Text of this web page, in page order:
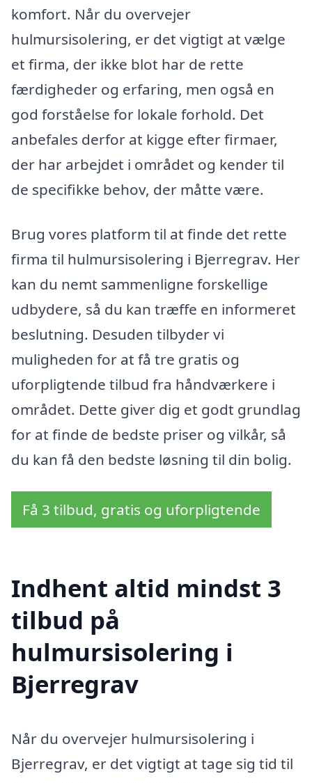
komfort. Når du overvejer
hulmursisolering, er det vigtigt at vælge
et firma, der ikke blot har de rette
færdigheder og erfaring, men også en
god forståelse for lokale forhold. Det
anbefales derfor at kigge efter firmaer,
der har arbejdet i området og kender til
de specifikke behov, der måtte være.
Brug vores platform til at finde det rette
firma til hulmursisolering i Bjerregrav. Her
kan du nemt sammenligne forskellige
udbydere, så du kan træffe en informeret
beslutning. Desuden tilbyder vi
muligheden for at få tre gratis og
uforpligtende tilbud fra håndværkere i
området. Dette giver dig et godt grundlag
for at finde de bedste priser og vilkår, så
du kan få den bedste løsning til din bolig.
Få 3 tilbud, gratis og uforpligtende
Indhent altid mindst 3
tilbud på
hulmursisolering i
Bjerregrav
Når du overvejer hulmursisolering i
Bjerregrav, er det vigtigt at tage sig tid til